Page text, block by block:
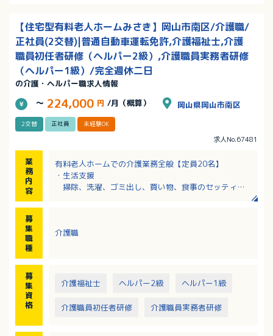
【住宅型有料老人ホームみさき】岡山市南区/介護職/
正社員(2交替)|普通自動車運転免許,介護福祉士,介護
職員初任者研修（ヘルパー2級）,介護職員実務者研修
（ヘルパー1級）/完全週休二日
の介護・ヘルパー職求人情報
～ 224,000 円 /月（概算） 岡山県岡山市南区
2交替 正社員 未経験OK
求人No.67481
業
務
内
容
有料老人ホームでの介護業務全般【定員20名】
・生活支援
掃除、洗濯、ゴミ出し、買い物、食事のセッティン
や洗面、車いすへの移乗など
募
集
職
種
介護職
募
集
資
格
介護福祉士 ヘルパー2級 ヘルパー1級
介護職員初任者研修 介護職員実務者研修